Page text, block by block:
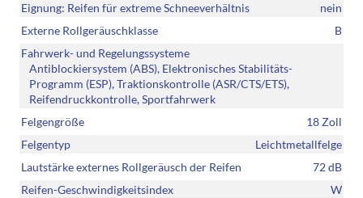
Eignung: Reifen für extreme Schneeverhältnis
nein
Externe Rollgeräuschklasse
B
Fahrwerk- und Regelungssysteme
Antiblockiersystem (ABS), Elektronisches Stabilitäts-
Programm (ESP), Traktionskontrolle (ASR/CTS/ETS),
Reifendruckkontrolle, Sportfahrwerk
Felgengröße
18 Zoll
Felgentyp
Leichtmetallfelge
Lautstärke externes Rollgeräusch der Reifen
72 dB
Reifen-Geschwindigkeitsindex
W